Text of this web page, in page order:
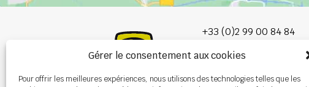
Gérer le consentement aux cookies
Pour offrir les meilleures expériences, nous utilisons des technologies telles que les
+33 (0)2 99 00 84 84
info@burel-group.com
Les Portes de Bretagne